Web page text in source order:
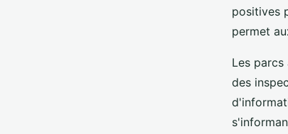
positives
permet
Les
des